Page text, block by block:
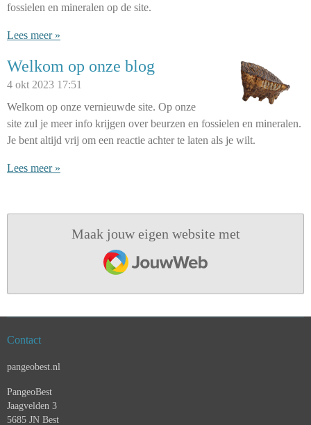
fossielen en mineralen op de site.
Lees meer »
Welkom op onze blog
4 okt 2023 17:51
Welkom op onze vernieuwde site. Op onze
site zul je meer info krijgen over beurzen en fossielen en mineralen.
Je bent altijd vrij om een reactie achter te laten als je wilt.
Lees meer »
Maak jouw eigen website met
JouwWeb
Contact
pangeobest.nl
PangeoBest
Jaagvelden 3
5685 JN Best